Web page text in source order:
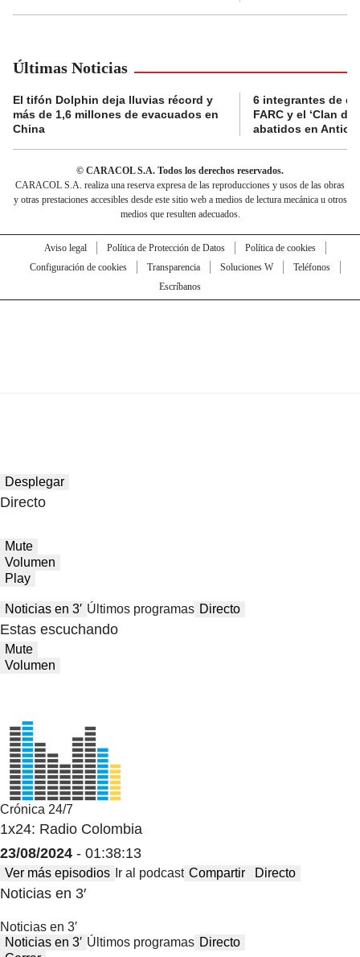
Últimas Noticias
El tifón Dolphin deja lluvias récord y
más de 1,6 millones de evacuados en
China
6 integrantes de
FARC y el ‘Clan
abatidos en
© CARACOL S.A. Todos los derechos reservados.
CARACOL S.A. realiza una reserva expresa de las reproducciones y usos de las obras
y otras prestaciones accesibles desde este sitio web a medios de lectura mecánica u otros
medios que resulten adecuados.
Aviso legal Política de Protección de Datos
Política de cookies
Configuración de cookies
Transparencia Soluciones W
Teléfonos
Escríbanos
Desplegar
Directo
Mute
Volumen
Play
Noticias en 3′ Últimos programas Directo
Estas escuchando
Mute
Volumen
Crónica 24/7
1x24: Radio Colombia
23/08/2024 - 01:38:13
Ver más episodios Ir al podcast Compartir Directo
Noticias en 3′
Noticias en 3′
Noticias en 3′ Últimos programas Directo